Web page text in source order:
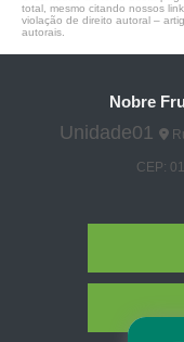
total, mesmo citando nossos
violação de direito autoral –
autorais
Nobre
Unidade01
CEP: